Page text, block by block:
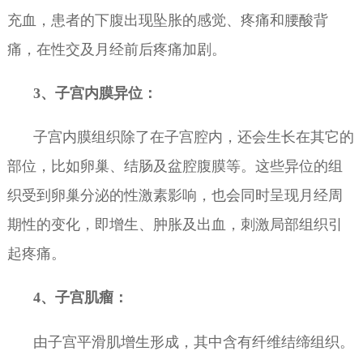
充血，患者的下腹出现坠胀的感觉、疼痛和腰酸背
痛，在性交及月经前后疼痛加剧。
3、子宫内膜异位：
子宫内膜组织除了在子宫腔内，还会生长在其它的
部位，比如卵巢、结肠及盆腔腹膜等。这些异位的组
织受到卵巢分泌的性激素影响，也会同时呈现月经周
期性的变化，即增生、肿胀及出血，刺激局部组织引
起疼痛。
4、子宫肌瘤：
由子宫平滑肌增生形成，其中含有纤维结缔组织。